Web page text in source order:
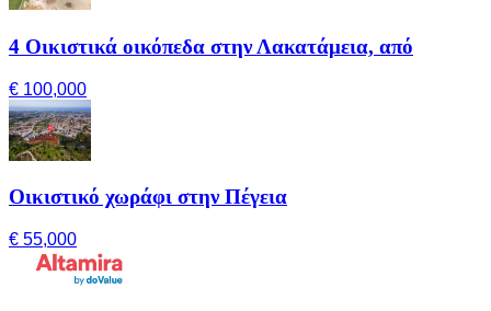
4 Οικιστικά οικόπεδα στην Λακατάμεια, από
€ 100,000
Οικιστικό χωράφι στην Πέγεια
€ 55,000